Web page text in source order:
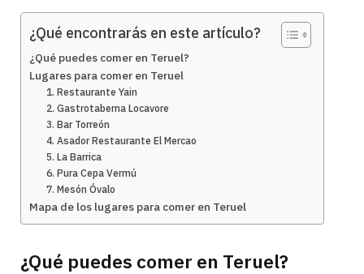
¿Qué encontrarás en este artículo?
¿Qué puedes comer en Teruel?
Lugares para comer en Teruel
1. Restaurante Yain
2. Gastrotaberna Locavore
3. Bar Torreón
4. Asador Restaurante El Mercao
5. La Barrica
6. Pura Cepa Vermú
7. Mesón Óvalo
Mapa de los lugares para comer en Teruel
¿Qué puedes comer en Teruel?